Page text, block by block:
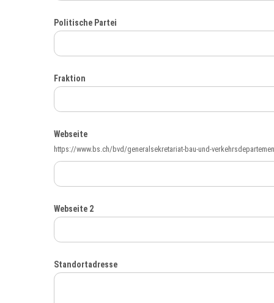
Politische Partei
Fraktion
Webseite
https://www.bs.ch/bvd/generalsekretariat-bau-und-
Webseite 2
Standortadresse